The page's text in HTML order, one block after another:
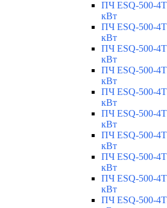
ПЧ ESQ-500-
кВт
ПЧ ESQ-500-
кВт
ПЧ ESQ-500-
кВт
ПЧ ESQ-500-
кВт
ПЧ ESQ-500-
кВт
ПЧ ESQ-500-
кВт
ПЧ ESQ-500-
кВт
ПЧ ESQ-500-
кВт
ПЧ ESQ-500-
кВт
ПЧ ESQ-500-